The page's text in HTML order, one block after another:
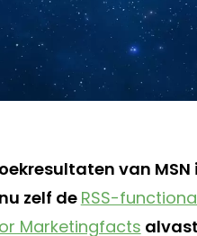
van
zelf de RSS-
Marketingfacts